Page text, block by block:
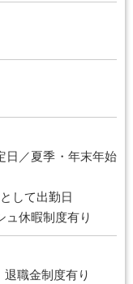
日／夏季・年末年始
して出勤日
ュ休暇制度有り
職金制度有り